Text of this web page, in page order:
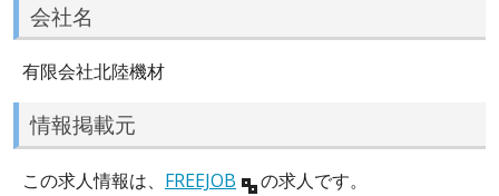
会社名
有限会社北陸機材
情報掲載元
この求人情報は、 FREEJOB の求人です。